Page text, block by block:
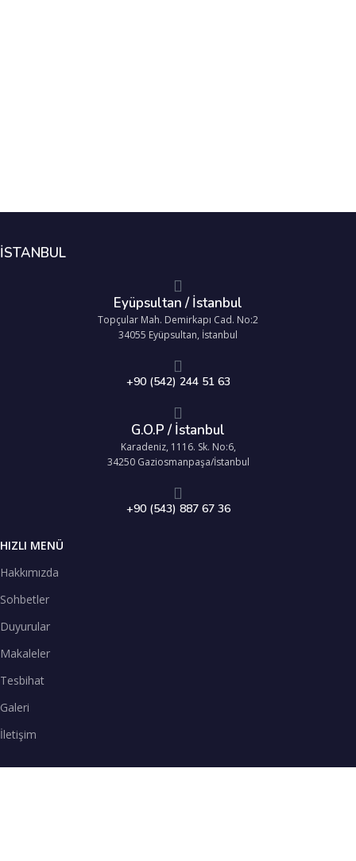
İSTANBUL
Eyüpsultan / İstanbul
Topçular Mah. Demirkapı Cad. No:2
34055 Eyüpsultan, İstanbul
+90 (542) 244 51 63
G.O.P / İstanbul
Karadeniz, 1116. Sk. No:6,
34250 Gaziosmanpaşa/İstanbul
+90 (543) 887 67 36
HIZLI MENÜ
Hakkımızda
Sohbetler
Duyurular
Makaleler
Tesbihat
Galeri
İletişim